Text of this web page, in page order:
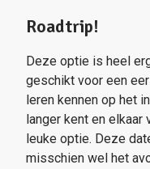
Roadtrip!
Deze optie is heel
geschikt voor een
leren kennen op het
langer kent en
leuke optie. Deze
misschien wel het